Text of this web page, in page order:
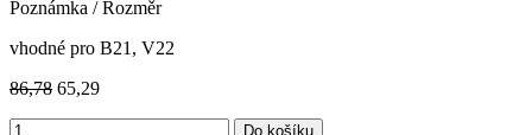
Poznámka / Rozměr
vhodné pro B21, V22
86,78 65,29
Do košíku